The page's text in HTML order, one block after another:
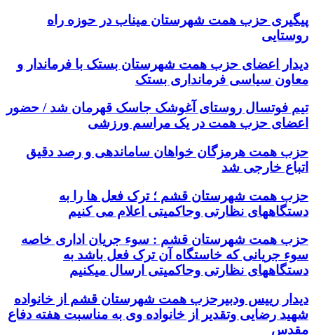
پیگیری حزب همت شهرستان میناب در حوزه راه
روستایی
دیدار اعضای حزب همت شهرستان بستک با فرماندار و
معاون سیاسی فرمانداری بستک
تیم فوتسال روستای آغوشک جاسک قهرمان شد / حضور
اعضای حزب همت در یک مراسم ورزشی
حزب همت هرمزگان خواهان ساماندهی و رصد دقیق
اتباع خارجی شد
حزب همت شهرستان قشم ؛ ترک فعل ها را به
دستگاههای نظارتی وحاکمیتی اعلام می کنیم
حزب همت شهرستان قشم : سوء جریان اداری خاصه
سوء جریانی که خاستگاه آن ترک فعل باشد به
دستگاههای نظارتی وحاکمیتی ارسال میکنیم
دیدار رییس ودبیرحزب همت شهرستان قشم از خانواده
شهید رضایی وتقدیر از خانواده وی به مناسبت هفته دفاع
مقدس